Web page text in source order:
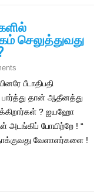
செலுத்துவது
பீடாதிபதி
பார்த்து தான் ஆதீனத்து
? ஐயஹோ
அடங்கிப் போயிற்றே ! “
வேளாளர்களை !